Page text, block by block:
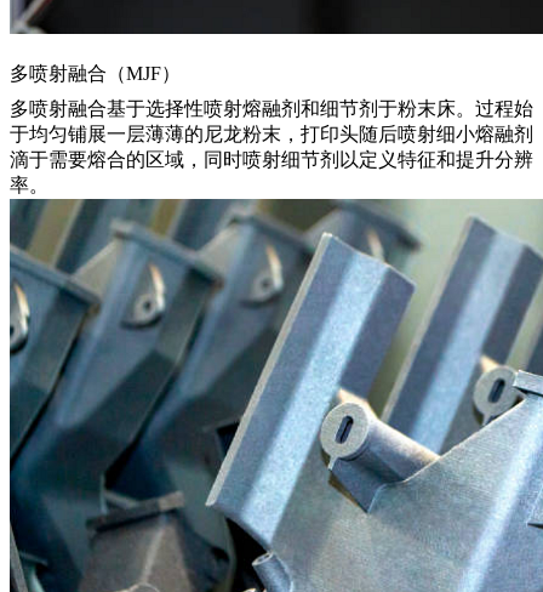
多喷射融合（MJF）
多喷射融合基于选择性喷射熔融剂和细节剂于粉末床。过程始
于均匀铺展一层薄薄的尼龙粉末，打印头随后喷射细小熔融剂
滴于需要熔合的区域，同时喷射细节剂以定义特征和提升分辨
率。